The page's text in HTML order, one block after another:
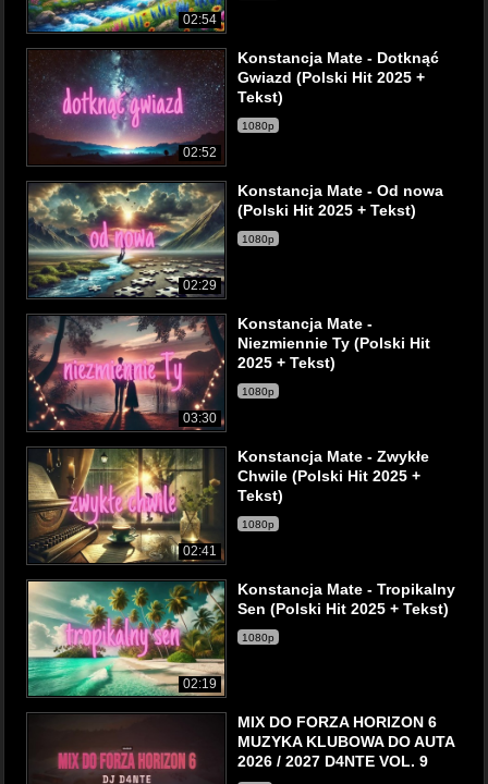
02:54
02:52
Konstancja Mate - Dotknąć
Gwiazd (Polski Hit 2025 +
Tekst)
1080p
02:29
Konstancja Mate - Od nowa
(Polski Hit 2025 + Tekst)
1080p
03:30
Konstancja Mate -
Niezmiennie Ty (Polski Hit
2025 + Tekst)
1080p
02:41
Konstancja Mate - Zwykłe
Chwile (Polski Hit 2025 +
Tekst)
1080p
02:19
Konstancja Mate - Tropikalny
Sen (Polski Hit 2025 + Tekst)
1080p
MIX DO FORZA HORIZON 6
MUZYKA KLUBOWA DO AUTA
2026 / 2027 D4NTE VOL. 9